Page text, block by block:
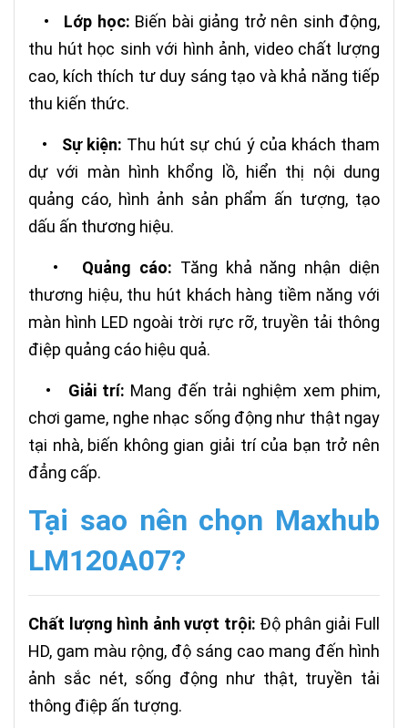
• Lớp học: Biến bài giảng trở nên sinh động,
thu hút học sinh với hình ảnh, video chất lượng
cao, kích thích tư duy sáng tạo và khả năng tiếp
thu kiến thức.
• Sự kiện: Thu hút sự chú ý của khách tham
dự với màn hình khổng lồ, hiển thị nội dung
quảng cáo, hình ảnh sản phẩm ấn tượng, tạo
dấu ấn thương hiệu.
• Quảng cáo: Tăng khả năng nhận diện
thương hiệu, thu hút khách hàng tiềm năng với
màn hình LED ngoài trời rực rỡ, truyền tải thông
điệp quảng cáo hiệu quả.
• Giải trí: Mang đến trải nghiệm xem phim,
chơi game, nghe nhạc sống động như thật ngay
tại nhà, biến không gian giải trí của bạn trở nên
đẳng cấp.
Tại sao nên chọn Maxhub
LM120A07?
Chất lượng hình ảnh vượt trội: Độ phân giải Full
HD, gam màu rộng, độ sáng cao mang đến hình
ảnh sắc nét, sống động như thật, truyền tải
thông điệp ấn tượng.